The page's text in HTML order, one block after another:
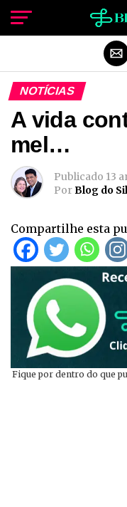
NOTÍCIAS
A vida
mel…
Publicado 13
PorBlog do
Compartilhe esta
Fique por dentro do que
Sair